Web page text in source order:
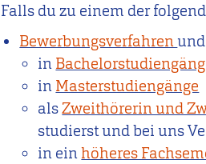
Falls du zu einem der
Bewerbungsverfahrenund
in
in Masterstudiengänge
alsZweithörerin und
studierst und bei uns
in einhöheres